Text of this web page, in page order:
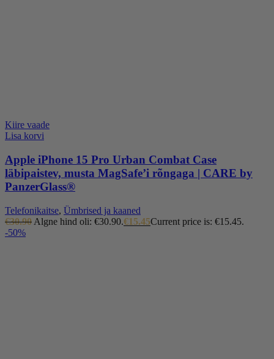
Kiire vaade
Lisa korvi
Apple iPhone 15 Pro Urban Combat Case
läbipaistev, musta MagSafe’i rõngaga | CARE by
PanzerGlass®
Telefonikaitse, Ümbrised ja kaaned
€30.90 Algne hind oli: €30.90.€15.45Current price is: €15.45.
-50%